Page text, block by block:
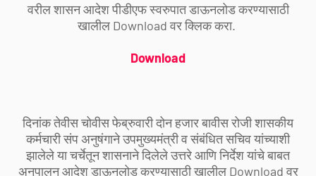
वरील शासन आदेश पीडीएफ स्वरुपात डाऊनलोड करण्यासाठी
खालील Download वर क्लिक करा.
Download
दिनांक तेवीस चोवीस फेब्रुवारी दोन हजार बावीस रोजी शासकीय
कर्मचारी संप अनुषंगाने उपमुख्यमंत्री व संबंधित सचिव यांच्याशी
झालेले या चर्चेतून शासनाने दिलेले उत्तरे आणि निर्देश यांचे बाबत
अनुपालन आदेश डाऊनलोड करण्यासाठी खालील Download वर